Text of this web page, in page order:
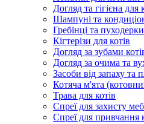
Догляд та гігієна для
Шампуні та
Гребінці та
Кігтерізи для котів
Догляд за зубами
Догляд за очима та
Засоби від запаху та
Котяча м'ята
Трава для котів
Спреї для захисту
Спреї для привчання